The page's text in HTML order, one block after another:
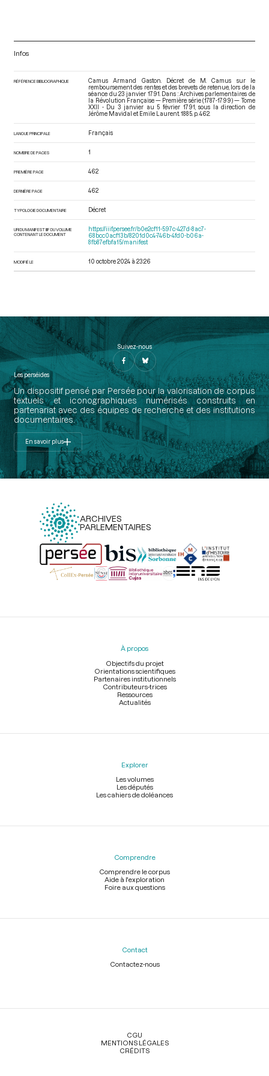
Infos
RÉFÉRENCE BIBLIOGRAPHIQUE
Camus Armand Gaston. Décret de M. Camus sur le
remboursement des rentes et des brevets de retenue, lors de la
séance du 23 janvier 1791. Dans : Archives parlementaires de
la Révolution Française — Première série (1787-1799) — Tome
XXII - Du 3 janvier au 5 février 1791
, sous la direction de
Jérôme Mavidal et Emile Laurent. 1885. p. 462.
LANGUE PRINCIPALE Français
NOMBRE DE PAGES 1
PREMIÈRE PAGE 462
DERNIÈRE PAGE 462
TYPOLOGIE DOCUMENTAIRE Décret
URI DU MANIFEST IIIF DU VOLUME
CONTENANT LE DOCUMENT
https://iiif.persee.fr/b0e2cf11-597c-427d-8ac7-
68bcc0acf13b/8201d0c4-746b-4fd0-b06a-
8fb87efbfa15/manifest
MODIFIÉ LE 10 octobre 2024 à 23:26
Suivez-nous
Les perséides
Un dispositif pensé par Persée pour la valorisation de corpus
textuels et iconographiques numérisés construits en
partenariat avec des équipes de recherche et des institutions
documentaires.
En savoir plus
ARCHIVES
PARLEMENTAIRES
Menu
À propos
Objectifs du projet
Orientations scientifiques
Partenaires institutionnels
Contributeurs-trices
Ressources
Actualités
Explorer
Les volumes
Les députés
Les cahiers de doléances
Comprendre
Comprendre le corpus
Aide à l'exploration
Foire aux questions
Contact
Contactez-nous
Légal
CGU
MENTIONS LÉGALES
CRÉDITS